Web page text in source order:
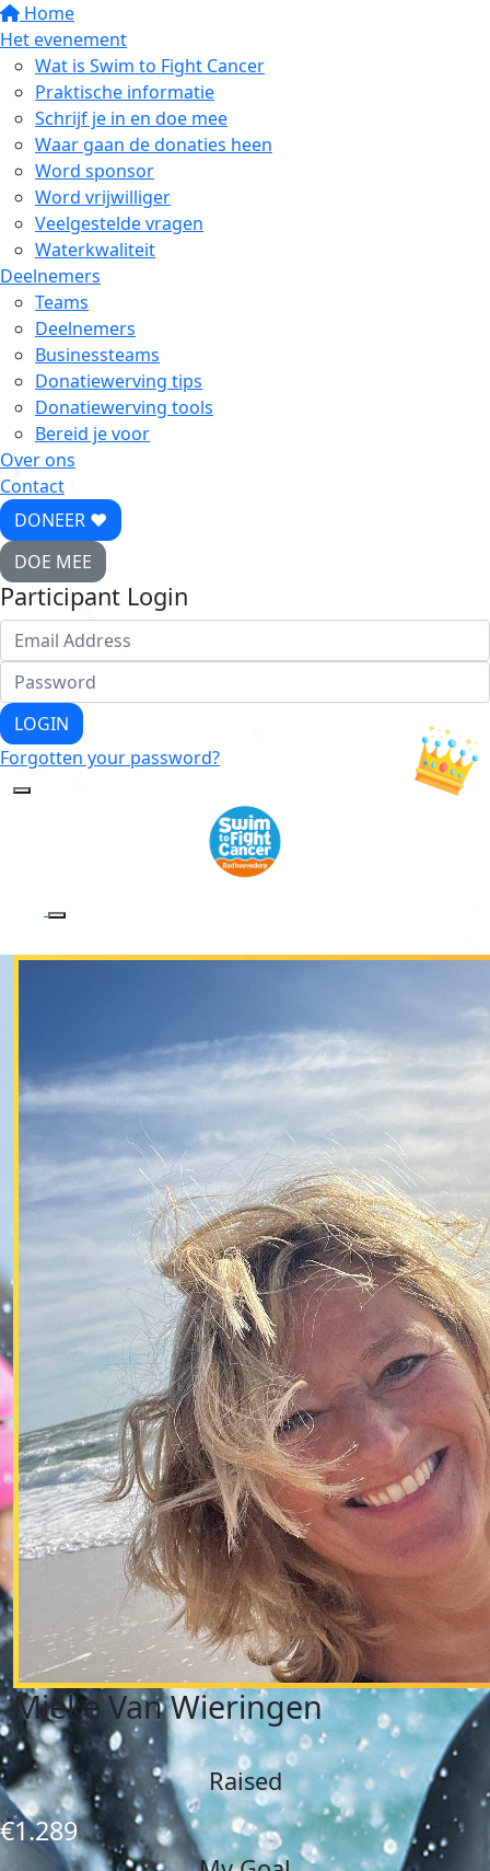
Home
Het evenement
Wat is Swim to Fight Cancer
Praktische informatie
Schrijf je in en doe mee
Waar gaan de donaties heen
Word sponsor
Word vrijwilliger
Veelgestelde vragen
Waterkwaliteit
Deelnemers
Teams
Deelnemers
Businessteams
Donatiewerving tips
Donatiewerving tools
Bereid je voor
Over ons
Contact
DONEER ♥
DOE MEE
Participant Login
LOGIN
Forgotten your password?
Mieke Van Wieringen
Raised
€1.289